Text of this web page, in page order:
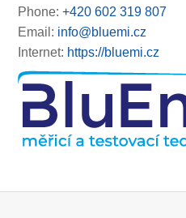
Phone:+420 602 319 807
Email: info@bluemi.cz
Internet: https://bluemi.cz